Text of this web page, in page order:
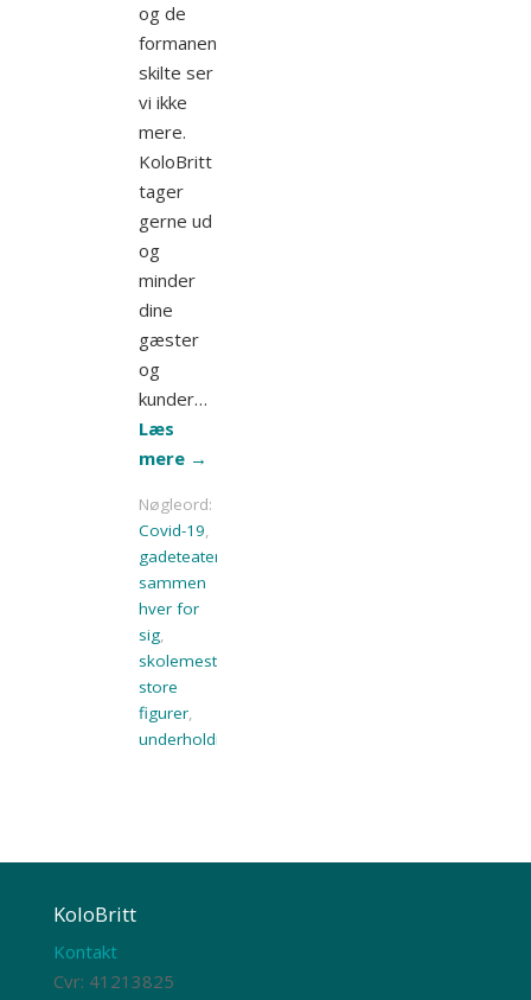
og de
formanende
skilte ser
vi ikke
mere.
KoloBritt
tager
gerne ud
og
minder
dine
gæster
og
kunder…
Læs
mere →
Nøgleord:
Covid-19,
gadeteater
sammen
hver for
sig,
skolemester
store
figurer,
underholdning
KoloBritt
Kontakt
Cvr: 41213825